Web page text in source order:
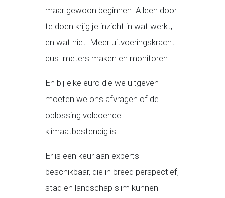
maar gewoon beginnen. Alleen door
te doen krijg je inzicht in wat werkt,
en wat niet. Meer uitvoeringskracht
dus: meters maken en monitoren.
En bij elke euro die we uitgeven
moeten we ons afvragen of de
oplossing voldoende
klimaatbestendig is.
Er is een keur aan experts
beschikbaar, die in breed perspectief,
stad en landschap slim kunnen